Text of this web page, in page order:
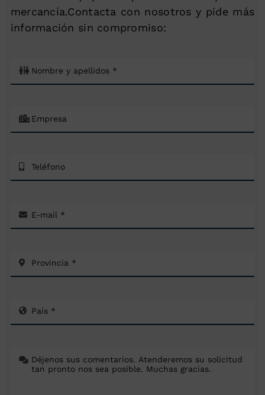
mercancía.Contacta con nosotros y pide más
información sin compromiso: